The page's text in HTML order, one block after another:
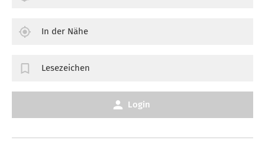
In der Nähe
Lesezeichen
Login